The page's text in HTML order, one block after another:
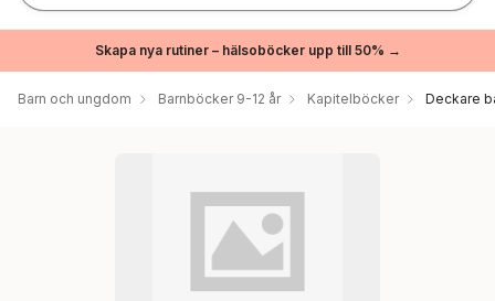
Skapa nya rutiner – hälsoböcker upp till 50% →
Barn och ungdom Barnböcker 9-12 år Kapitelböcker Deckare